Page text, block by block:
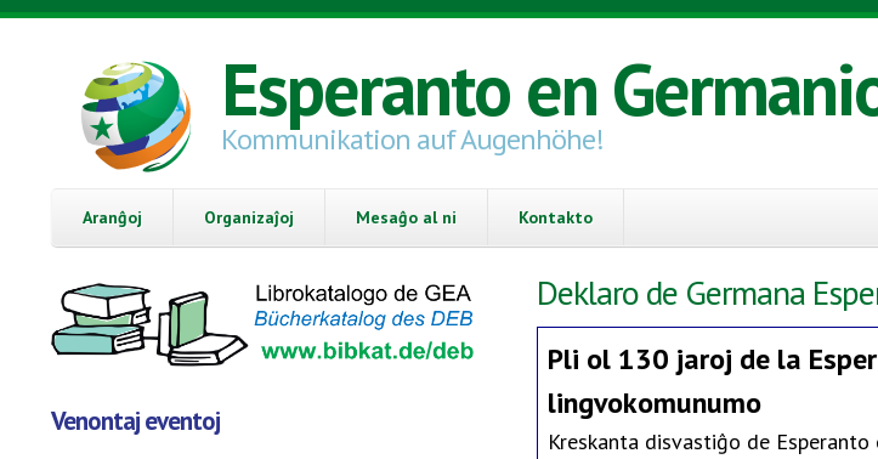
Skip to main content
Esperanto en
Kommunikation auf Augenhöhe!
Aranĝoj Organizaĵoj Mesaĝo al ni Kontakto
Venontaj eventoj
Deklaro de Germana
Pli ol 130 jaroj de la
lingvokomunumo
Kreskanta disvastiĝo de